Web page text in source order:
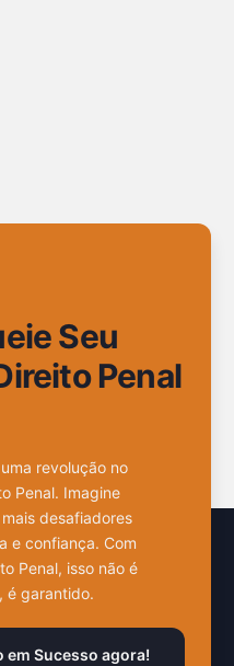
Seu
Penal
revolução no
Penal. Imagine
desafiadores
e confiança. Com
Penal, isso não é
é garantido.
Sucesso agora!